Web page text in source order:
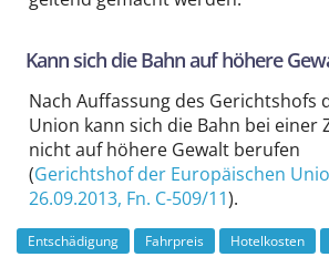
Kann sich die Bahn auf höhere
Nach Auffassung des Gerichtshofs
Union kann sich die Bahn bei einer
nicht auf höhere Gewalt berufen
(Gerichtshof der Europäischen
26.09.2013, Fn. C-509/11).
Entschädigung Fahrpreis Hotelkosten